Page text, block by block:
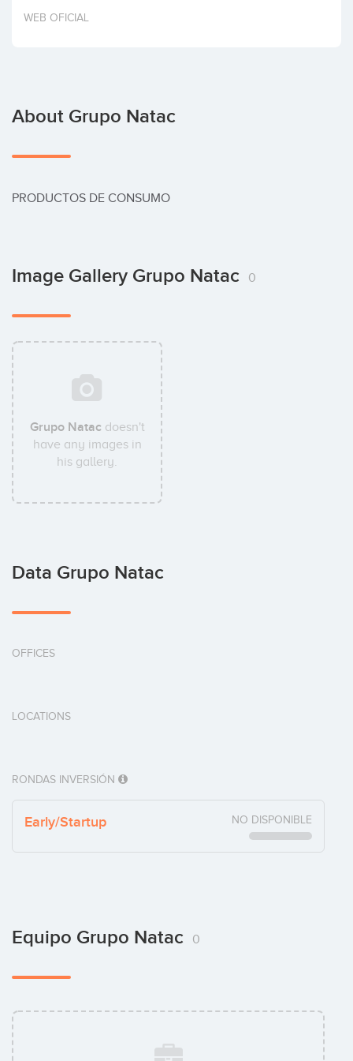
Invest
WEB OFICIAL
About Grupo Natac
PRODUCTOS DE CONSUMO
Image Gallery Grupo Natac 0
Grupo Natac doesn't
have any images in
his gallery.
Data Grupo Natac
OFFICES
LOCATIONS
RONDAS INVERSIÓN
Early/Startup NO DISPONIBLE
Equipo Grupo Natac 0